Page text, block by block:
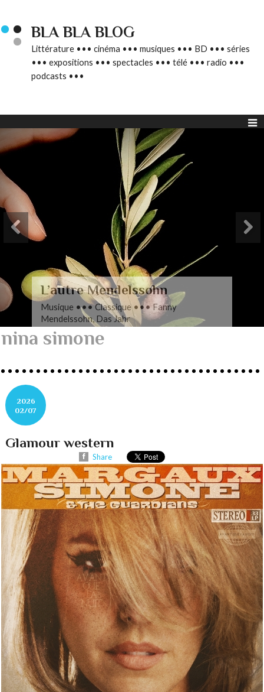
BLA BLA BLOG
Littérature ••• cinéma ••• musiques ••• BD ••• séries
••• expositions ••• spectacles ••• télé ••• radio •••
podcasts •••
L’autre Mendelssohn
Musique ••• Classique ••• Fanny
Mendelssohn, Das Jahr
nina simone
2026
02/07
Glamour western
Share